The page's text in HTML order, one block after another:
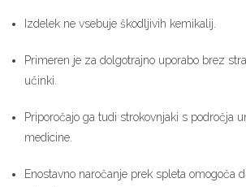
Izdelek ne vsebuje škodljivih kemikalij.
Primeren je za dolgotrajno uporabo brez
učinki.
Priporočajo ga tudi strokovnjaki s področja
medicine.
Enostavno naročanje prek spleta omogoča